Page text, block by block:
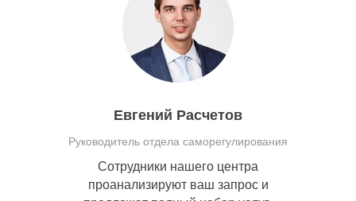
Евгений Расчетов
Руководитель отдела саморегулирования
Сотрудники нашего центра
проанализируют ваш запрос и